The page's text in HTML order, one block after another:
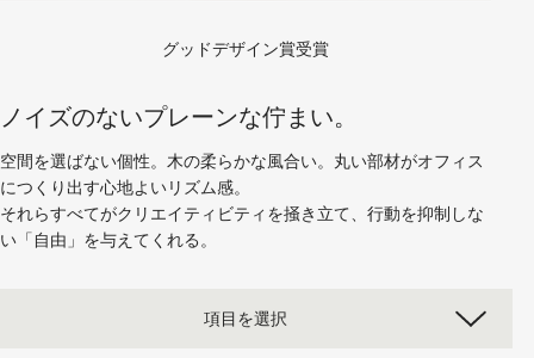
グッドデザイン賞受賞
ノイズのないプレーンな佇まい。
空間を選ばない個性。木の柔らかな風合い。丸い部材がオフィス
につくり出す心地よいリズム感。
それらすべてがクリエイティビティを掻き立て、行動を抑制しな
い「自由」を与えてくれる。
項目を選択